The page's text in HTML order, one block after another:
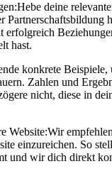
Hebe deine
Partnerschaftsbildung
erfolgreich
hast.
konkrete Beispiele,
Zahlen und
nicht, diese in
Website:Wir
einzureichen. So
und wir dich direkt